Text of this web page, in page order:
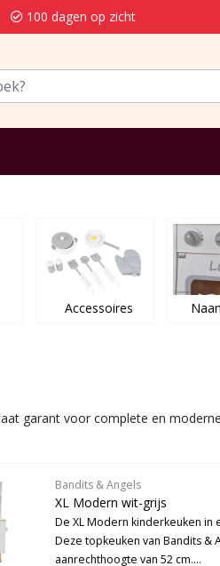
100 dagen op zicht
Accessoires
garant voor complete en
Bandits & Angels
XL Modern wit-grijs
De XL Modern kinderkeuken in
Deze topkeuken van Bandits &
aanrechthoogte van 52 cm....